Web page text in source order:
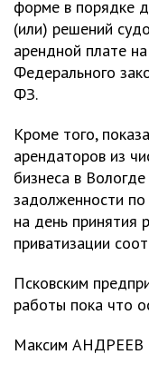
форме в порядке
(или) решений
арендной плате
Федерального
ФЗ.
Кроме того,
арендаторов из
бизнеса в
задолженности
на день принятия
приватизации
Псковским
работы пока что
Максим АНДРЕЕВ